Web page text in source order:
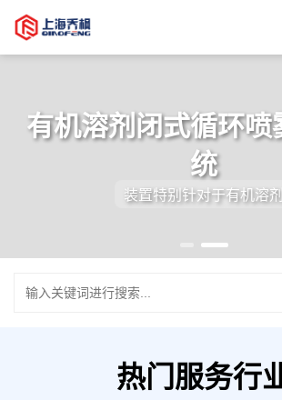
有机溶剂闭式循环喷
统
装置特别针对于有机溶
热门服务行